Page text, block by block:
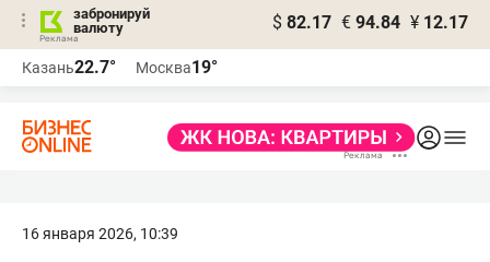
забронируй
валюту
$ 82.17 € 94.84 ¥ 12.17
Казань22.7° Москва19°
16 января 2026, 10:39